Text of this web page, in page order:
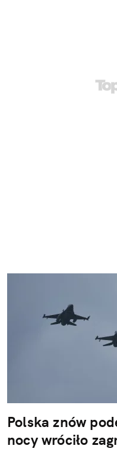
Polska znów
nocy wróciło